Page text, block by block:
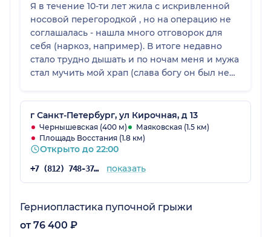
Я в течение 10-ти лет жила с искривленной
носовой перегородкой , но на операцию не
соглашалась - нашла много отговорок для
себя (наркоз, например). В итоге недавно
стало трудно дышать и по ночам меня и мужа
стал мучить мой храп (слава богу он был не
поспрашивала что? Куда? К кому? Мне
порекомендовали Рымшу Маргариту
Андреевну. Прошло все, как у Христа за
пазухой! Поэтому хочу дать совет людям с той
же проблемой. Не рисуйте себе страшных
картин, не терпите и не раздумывайте,
внутренних органов.
г Санкт-Петербург, ул Кирочная, д 13
Чернышевская (400 м)
Маяковская (1.5 км)
Площадь Восстания (1.8 км)
Открыто до 22:00
+7 (812) 748-37-76 показать
Герниопластика пупочной грыжи
от 76 400 ₽